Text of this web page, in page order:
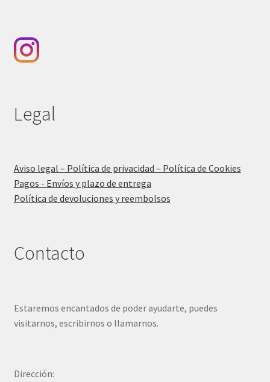
Legal
Aviso legal – Política de privacidad – Política de Cookies
Pagos - Envíos y plazo de entrega
Política de devoluciones y reembolsos
Contacto
Estaremos encantados de poder ayudarte, puedes
visitarnos, escribirnos o llamarnos.
Dirección: